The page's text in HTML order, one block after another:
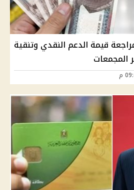
قيمة الدعم النقدي وتنقية
المجمعات